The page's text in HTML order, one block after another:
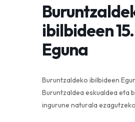
ibilbideen 15.
Eguna
Buruntzaldeko ibilbideen
Buruntzaldea eskualdea eta
ingurune naturala